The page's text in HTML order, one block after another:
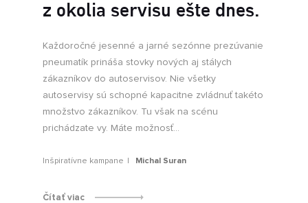
z okolia servisu ešte dnes.
Každoročné jesenné a jarné sezónne prezúvanie
pneumatík prináša stovky nových aj stálych
zákazníkov do autoservisov. Nie všetky
autoservisy sú schopné kapacitne zvládnuť takéto
množstvo zákazníkov. Tu však na scénu
prichádzate vy. Máte možnosť...
Inšpiratívne kampane Michal Suran
Čítať viac